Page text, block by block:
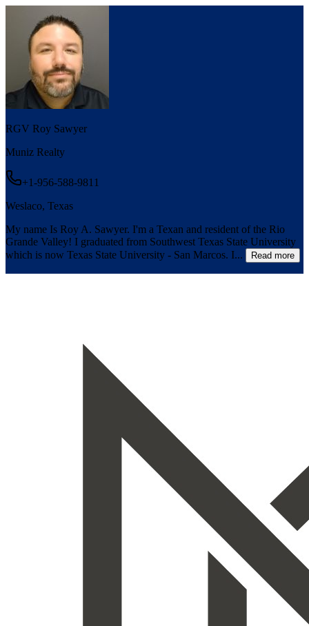
RGV Roy Sawyer
Muniz Realty
+1-956-588-9811
Weslaco, Texas
My name Is Roy A. Sawyer. I'm a Texan and resident of the Rio
Grande Valley! I graduated from Southwest Texas State University
which is now Texas State University - San Marcos. I...
Read more